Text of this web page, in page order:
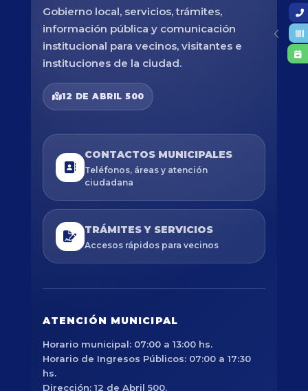
Gobierno local, servicios, trámites,
información pública y comunicación
institucional para vecinos, visitantes e
instituciones de la ciudad.
12 DE ABRIL 500
CONTACTOS MUNICIPALES
Teléfonos, áreas y atención
ciudadana
TRÁMITES Y SERVICIOS
Accesos rápidos para vecinos
ATENCIÓN MUNICIPAL
Horario municipal: 07:00 a 13:00 hs.
Horario de Ingresos Públicos: 07:00 a 17:30
hs.
Dirección: 12 de Abril 500.